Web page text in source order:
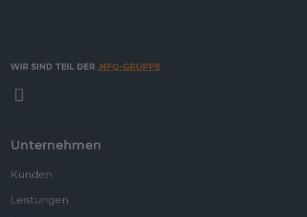
WIR SIND TEIL DER .NFQ-GRUPPE
Unternehmen
Kunden
Leistungen